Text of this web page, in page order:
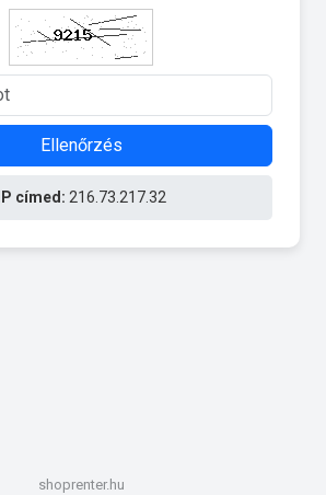
Ellenőrzés
címed: 216.73.217.32
shoprenter.hu